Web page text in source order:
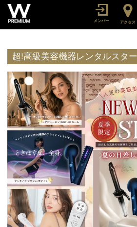
メンバー アクセス
超!高級美容機器レンタルスタ